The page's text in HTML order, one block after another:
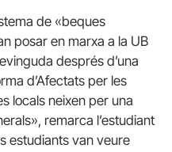
de «beques
posar en marxa a la UB
després d’una
d’Afectats per les
locals neixen per una
remarca l’estudiant
estudiants van veure